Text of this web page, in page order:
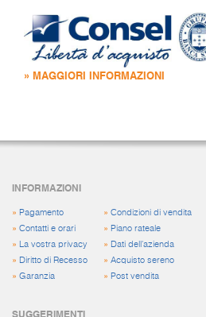
» MAGGIORI INFORMAZIONI
INFORMAZIONI
» Pagamento
» Contatti e orari
» La vostra privacy
» Diritto di Recesso
» Garanzia
» Condizioni di vendita
» Piano rateale
» Dati dell'azienda
» Acquisto sereno
» Post vendita
SUGGERIMENTI